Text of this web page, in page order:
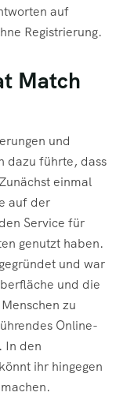
auf
Registrierung.
Match
und
dazu führte, dass
einmal
auf der
Service für
genutzt haben.
und war
und die
zu
Online-
In den
ihr hingegen